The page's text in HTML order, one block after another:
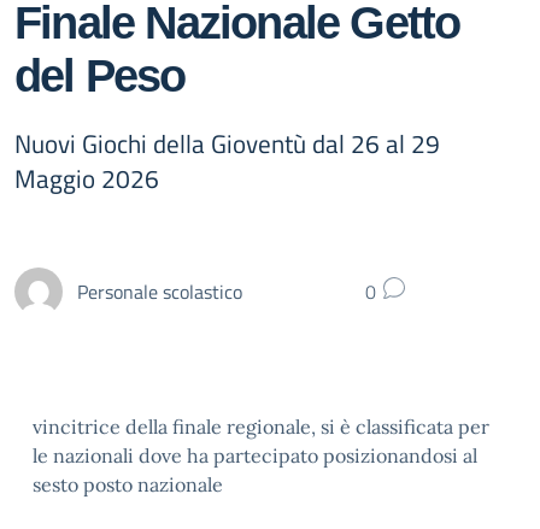
Finale Nazionale Getto
del Peso
Nuovi Giochi della Gioventù dal 26 al 29
Maggio 2026
Personale scolastico 0
vincitrice della finale regionale, si è classificata per
le nazionali dove ha partecipato posizionandosi al
sesto posto nazionale